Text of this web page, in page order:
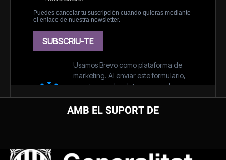
AMB EL SUPORT DE